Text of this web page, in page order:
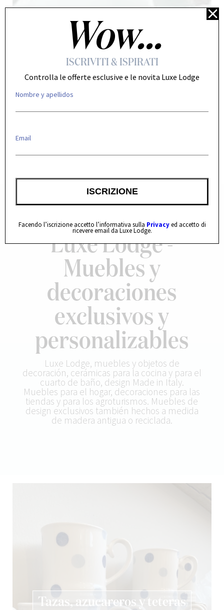
Wow...
ISCRIVITI & ISPIRATI
Controlla le offerte esclusive e le novita Luxe Lodge
Nombre y apellidos
Email
Facendo l’iscrizione accetto l’informativa sulla Privacyed accetto di
ricevere email da Luxe Lodge.
Luxe Lodge -
Muebles y
decoraciones
exclusivos y
personalizables
Luxe Lodge, muebles y objetos de
decoración, cerámicas para la cocina y para el
cuarto de baño, design Made in Italy.
Muebles para el hogar, decoraciones para las
tiendas y para los agroturismos. Muebles de
design exclusivos también hechos a medida
de madera antigua o reciclada.
Tazas, azucareros y teteras